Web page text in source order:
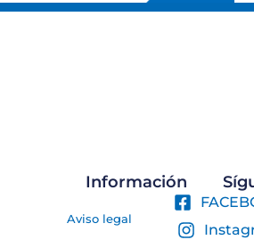
Información
Aviso legal